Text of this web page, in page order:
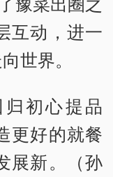
互动，进一
世界。
初心提品
更好的就餐
展新。（孙